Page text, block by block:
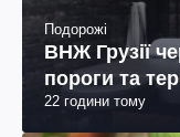
Подорожі
ВНЖ Грузії
пороги та
22 години тому